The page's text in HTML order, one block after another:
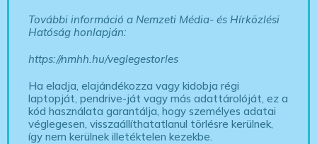
További információ a Nemzeti Média- és Hírközlési
Hatóság honlapján:
https://nmhh.hu/veglegestorles
Ha eladja, elajándékozza vagy kidobja régi
laptopját, pendrive-ját vagy más adattárolóját, ez a
kód használata garantálja, hogy személyes adatai
véglegesen, visszaállíthatatlanul törlésre kerülnek,
így nem kerülnek illetéktelen kezekbe.